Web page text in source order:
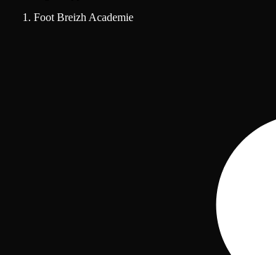
Foot Breizh Academie